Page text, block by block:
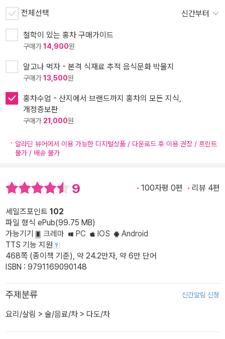
전체선택 신간부터
철학이 있는 홍차 구매가이드
구매가14,900원
알고나 먹자 - 본격 식재료 추적 음식문화 박물지
구매가13,500원
홍차수업 - 산지에서 브랜드까지 홍차의 모든 지식,
개정증보판
구매가 21,000원
알라딘 뷰어에서 이용 가능한 디지털상품 / 다운로드 후 이용 권장 / 프린트
불가 / 배송 불가
9 100자평 0편 리뷰 4편
세일즈포인트 102
파일 형식 ePub(99.75 MB)
가능기기
크레마 PC IOS
Android
TTS 기능 지원
468쪽 (종이책 기준), 약 24.2만자, 약 6만 단어
ISBN : 9791169090148
주제분류 신간알림 신청
요리/살림 > 술/음료/차 > 다도/차